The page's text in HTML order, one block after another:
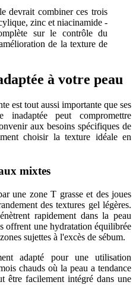
devrait combiner ces trois
zinc et niacinamide -
sur le contrôle du
de la texture de
à votre peau
est tout aussi importante que ses
inadaptée peut compromettre
aux besoins spécifiques de
choisir la texture idéale en
mixtes
une zone T grasse et des joues
des textures gel légères.
rapidement dans la peau
offrent une hydratation équilibrée
sujettes à l'excès de sébum.
adapté pour une utilisation
chauds où la peau a tendance
être facilement intégré dans une